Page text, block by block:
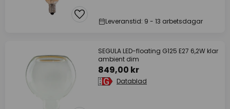
Leveranstid: 9 - 13 arbetsdagar
SEGULA LED-floating G125 E27 6,2W klar
ambient dim
849,00 kr
Datablad